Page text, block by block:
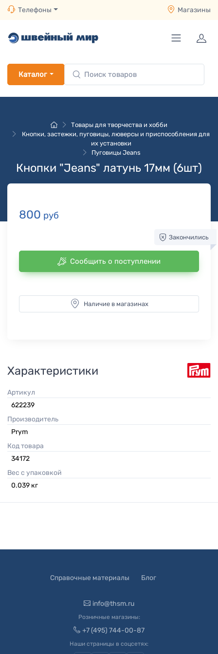
Телефоны Магазины
Каталог
Товары для творчества и хобби
Кнопки, застежки, пуговицы, люверсы и приспособления для
их установки
Пуговицы Jeans
Кнопки "Jeans" латунь 17мм (6шт)
800 руб
Закончились
Сообщить о поступлении
Наличие в магазинах
Характеристики
Артикул
622239
Производитель
Prym
Код товара
34172
Вес с упаковкой
0.039 кг
Справочные материалы Блог
info@thsm.ru
Розничные магазины:
+7 (495) 744-00-87
Наши страницы в соцсетях: